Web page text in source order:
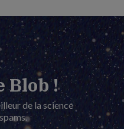
Blob !
de la science